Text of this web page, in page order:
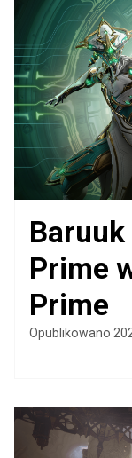
Prime
Prime
Opublikowano